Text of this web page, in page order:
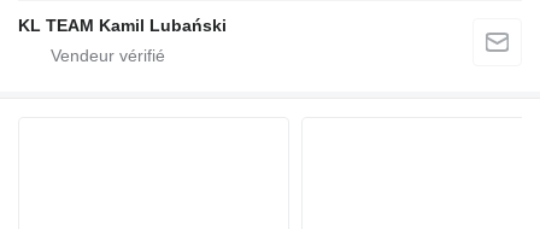
KL TEAM Kamil Lubański